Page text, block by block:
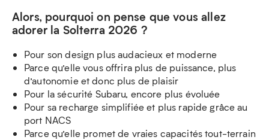
Alors, pourquoi on pense que vous allez
adorer la Solterra 2026 ?
Pour son design plus audacieux et moderne
Parce qu’elle vous offrira plus de puissance, plus
d’autonomie et donc plus de plaisir
Pour la sécurité Subaru, encore plus évoluée
Pour sa recharge simplifiée et plus rapide grâce au
port NACS
Parce qu’elle promet de vraies capacités tout-terrain